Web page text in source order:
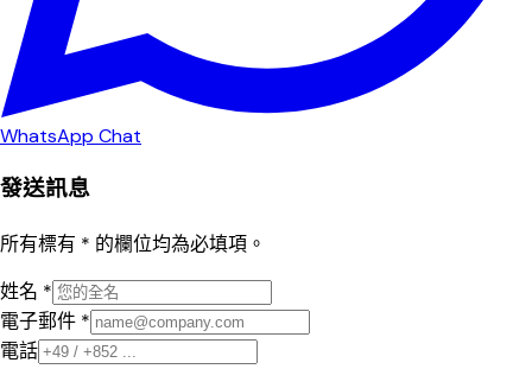
WhatsApp Chat
發送訊息
所有標有 * 的欄位均為必填項。
姓名 *
電子郵件 *
電話